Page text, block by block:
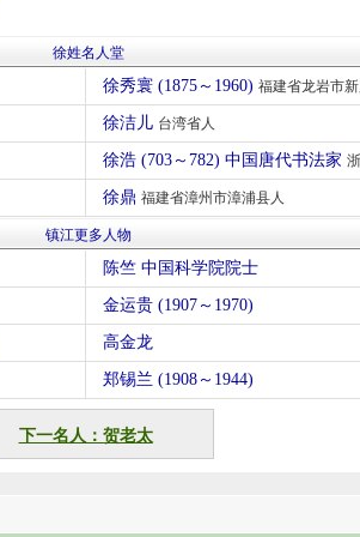
徐姓名人堂
徐秀寰 (1875～1960) 福建省龙岩市
徐洁儿 台湾省人
徐浩 (703～782) 中国唐代书法家
徐鼎 福建省漳州市漳浦县人
镇江更多人物
陈竺 中国科学院院士
金运贵 (1907～1970)
高金龙
郑锡兰 (1908～1944)
下一名人：贺老太